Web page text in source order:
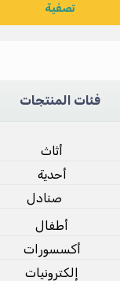
تصفية
فئات المنتجات
أثاث
أحدية
صنادل
أطفال
أكسسورات
إلكترونيات